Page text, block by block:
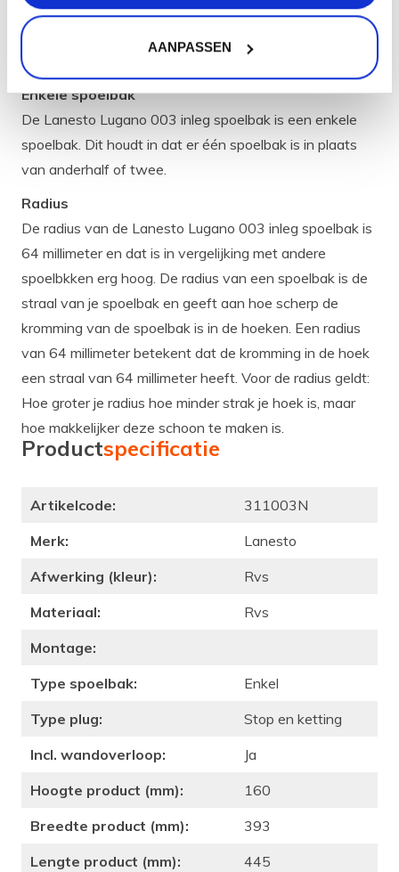
AANPASSEN
gebruikssporen kunnen ontstaan, maar deze zijn te
voorkomen door elke keer na intensief de spoelbak
goed schoon te maken.
Enkele spoelbak
De Lanesto Lugano 003 inleg spoelbak is een enkele
spoelbak. Dit houdt in dat er één spoelbak is in plaats
van anderhalf of twee.
Radius
De radius van de Lanesto Lugano 003 inleg spoelbak is
64 millimeter en dat is in vergelijking met andere
spoelbkken erg hoog. De radius van een spoelbak is de
straal van je spoelbak en geeft aan hoe scherp de
kromming van de spoelbak is in de hoeken. Een radius
van 64 millimeter betekent dat de kromming in de hoek
een straal van 64 millimeter heeft. Voor de radius geldt:
Hoe groter je radius hoe minder strak je hoek is, maar
hoe makkelijker deze schoon te maken is.
Productspecificatie
Artikelcode:
311003N
Merk:
Lanesto
Afwerking (kleur):
Rvs
Materiaal:
Rvs
Montage:
Type spoelbak:
Enkel
Type plug:
Stop en ketting
Incl. wandoverloop:
Ja
Hoogte product (mm):
160
Breedte product (mm):
393
Lengte product (mm):
445